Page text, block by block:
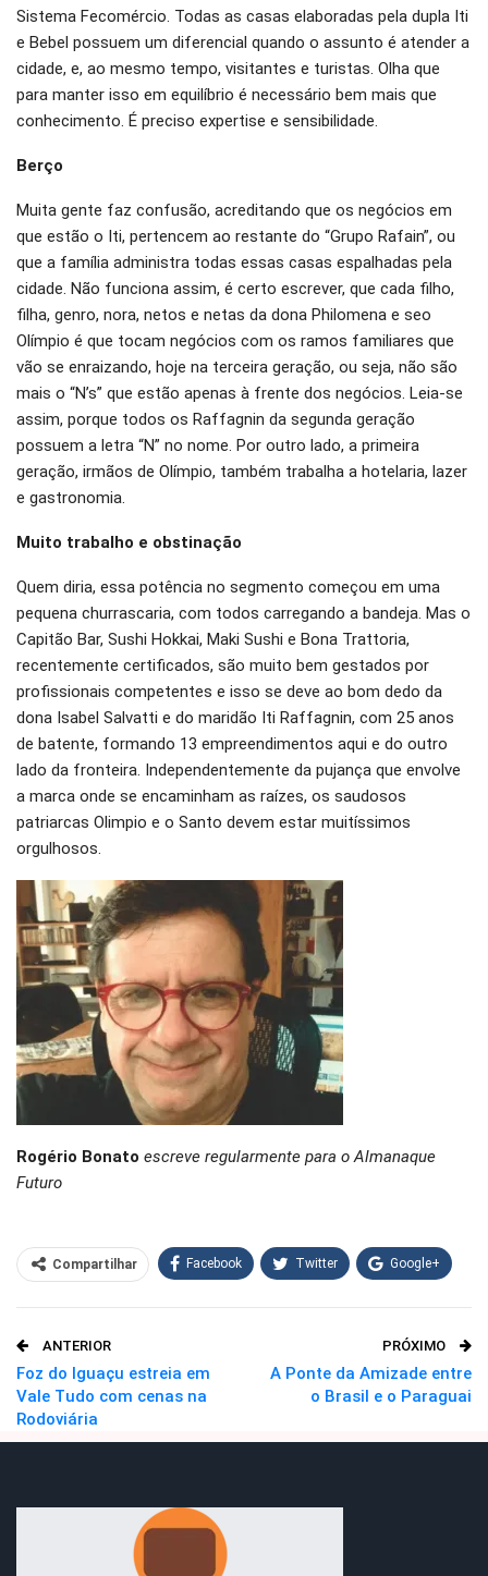
Sistema Fecomércio. Todas as casas elaboradas pela dupla Iti
e Bebel possuem um diferencial quando o assunto é atender a
cidade, e, ao mesmo tempo, visitantes e turistas. Olha que
para manter isso em equilíbrio é necessário bem mais que
conhecimento. É preciso expertise e sensibilidade.
Berço
Muita gente faz confusão, acreditando que os negócios em
que estão o Iti, pertencem ao restante do “Grupo Rafain”, ou
que a família administra todas essas casas espalhadas pela
cidade. Não funciona assim, é certo escrever, que cada filho,
filha, genro, nora, netos e netas da dona Philomena e seo
Olímpio é que tocam negócios com os ramos familiares que
vão se enraizando, hoje na terceira geração, ou seja, não são
mais o “N’s” que estão apenas à frente dos negócios. Leia-se
assim, porque todos os Raffagnin da segunda geração
possuem a letra “N” no nome. Por outro lado, a primeira
geração, irmãos de Olímpio, também trabalha a hotelaria, lazer
e gastronomia.
Muito trabalho e obstinação
Quem diria, essa potência no segmento começou em uma
pequena churrascaria, com todos carregando a bandeja. Mas o
Capitão Bar, Sushi Hokkai, Maki Sushi e Bona Trattoria,
recentemente certificados, são muito bem gestados por
profissionais competentes e isso se deve ao bom dedo da
dona Isabel Salvatti e do maridão Iti Raffagnin, com 25 anos
de batente, formando 13 empreendimentos aqui e do outro
lado da fronteira. Independentemente da pujança que envolve
a marca onde se encaminham as raízes, os saudosos
patriarcas Olimpio e o Santo devem estar muitíssimos
orgulhosos.
Rogério Bonato escreve regularmente para o Almanaque
Futuro
Compartilhar Facebook Twitter Google+
O email
ANTERIOR
Foz do Iguaçu estreia em
Vale Tudo com cenas na
Rodoviária
PRÓXIMO
A Ponte da Amizade entre
o Brasil e o Paraguai